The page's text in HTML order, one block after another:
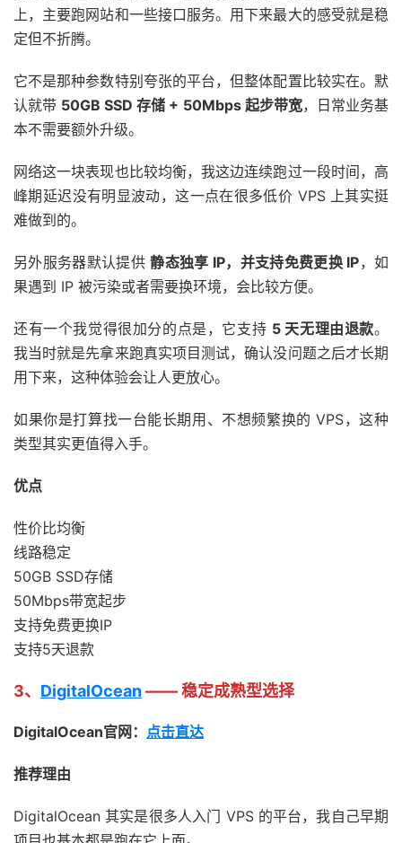
上，主要跑网站和一些接口服务。用下来最大的感受就是稳
定但不折腾。
它不是那种参数特别夸张的平台，但整体配置比较实在。默
认就带 50GB SSD 存储 + 50Mbps 起步带宽，日常业务基
本不需要额外升级。
网络这一块表现也比较均衡，我这边连续跑过一段时间，高
峰期延迟没有明显波动，这一点在很多低价 VPS 上其实挺
难做到的。
另外服务器默认提供静态独享 IP，并支持免费更换 IP，如
果遇到 IP 被污染或者需要换环境，会比较方便。
还有一个我觉得很加分的点是，它支持 5 天无理由退款。
我当时就是先拿来跑真实项目测试，确认没问题之后才长期
用下来，这种体验会让人更放心。
如果你是打算找一台能长期用、不想频繁换的 VPS，这种
类型其实更值得入手。
优点
性价比均衡
线路稳定
50GB SSD存储
50Mbps带宽起步
支持免费更换IP
支持5天退款
3、 DigitalOcean—— 稳定成熟型选择
DigitalOcean官网： 点击直达
推荐理由
DigitalOcean 其实是很多人入门 VPS 的平台，我自己早期